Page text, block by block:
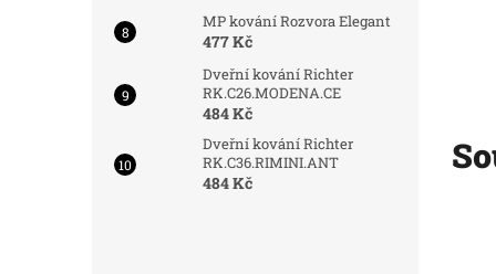
MP kování Rozvora Elegant
477 Kč
Dveřní kování Richter
RK.C26.MODENA.CE
484 Kč
Dveřní kování Richter
RK.C36.RIMINI.ANT
484 Kč